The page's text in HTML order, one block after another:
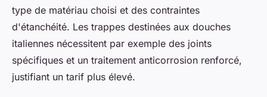
type de matériau choisi et des contraintes
d'étanchéité. Les trappes destinées aux douches
italiennes nécessitent par exemple des joints
spécifiques et un traitement anticorrosion renforcé,
justifiant un tarif plus élevé.